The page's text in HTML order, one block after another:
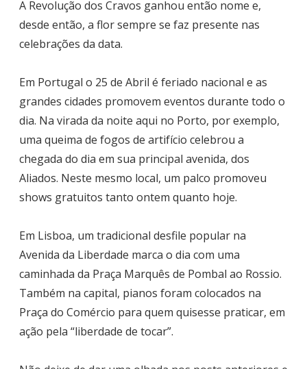
A Revolução dos Cravos ganhou então nome e,
desde então, a flor sempre se faz presente nas
celebrações da data.
Em Portugal o 25 de Abril é feriado nacional e as
grandes cidades promovem eventos durante todo o
dia. Na virada da noite aqui no Porto, por exemplo,
uma queima de fogos de artifício celebrou a
chegada do dia em sua principal avenida, dos
Aliados. Neste mesmo local, um palco promoveu
shows gratuitos tanto ontem quanto hoje.
Em Lisboa, um tradicional desfile popular na
Avenida da Liberdade marca o dia com uma
caminhada da Praça Marquês de Pombal ao Rossio.
Também na capital, pianos foram colocados na
Praça do Comércio para quem quisesse praticar, em
ação pela “liberdade de tocar”.